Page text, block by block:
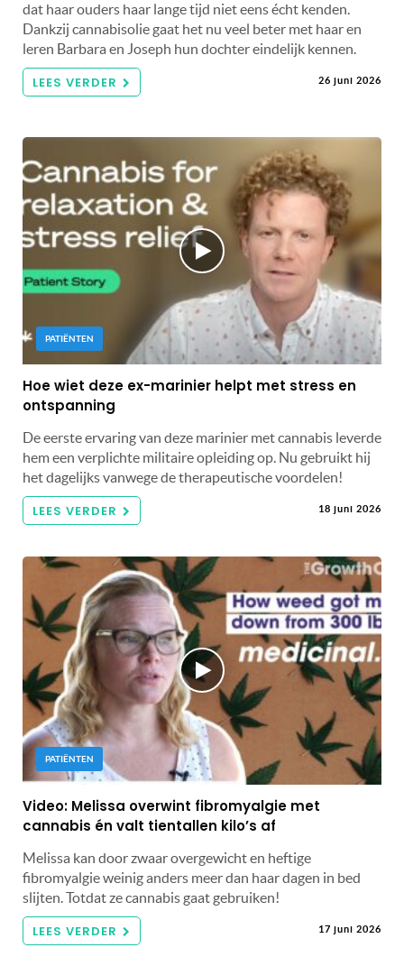
dat haar ouders haar lange tijd niet eens écht kenden.
Dankzij cannabisolie gaat het nu veel beter met haar en
leren Barbara en Joseph hun dochter eindelijk kennen.
LEES VERDER 26 juni 2026
PATIËNTEN
Hoe wiet deze ex-marinier helpt met stress en
ontspanning
De eerste ervaring van deze marinier met cannabis leverde
hem een ​​verplichte militaire opleiding op. Nu gebruikt hij
het dagelijks vanwege de therapeutische voordelen!
LEES VERDER 18 juni 2026
PATIËNTEN
Video: Melissa overwint fibromyalgie met
cannabis én valt tientallen kilo’s af
Melissa kan door zwaar overgewicht en heftige
fibromyalgie weinig anders meer dan haar dagen in bed
slijten. Totdat ze cannabis gaat gebruiken!
LEES VERDER 17 juni 2026